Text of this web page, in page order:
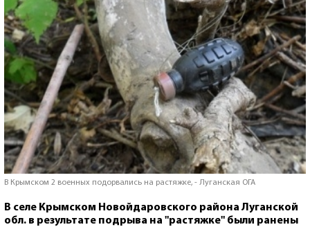
В Крымском 2 военных подорвались на растяжке, - Луганская ОГА
В селе Крымском Новойдаровского района Луганской
обл. в результате подрыва на "растяжке" были ранены